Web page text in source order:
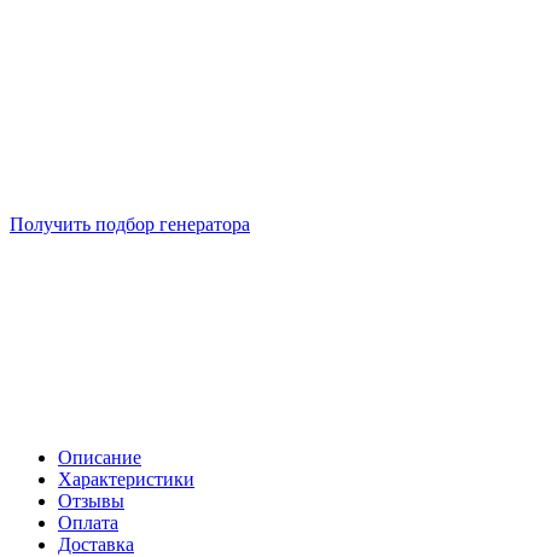
Получить подбор генератора
Описание
Характеристики
Отзывы
Оплата
Доставка